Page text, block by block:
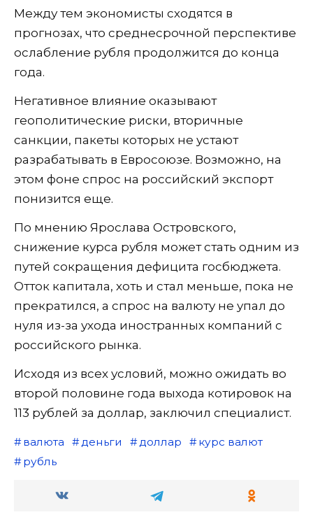
Между тем экономисты сходятся в
прогнозах, что среднесрочной перспективе
ослабление рубля продолжится до конца
года.
Негативное влияние оказывают
геополитические риски, вторичные
санкции, пакеты которых не устают
разрабатывать в Евросоюзе. Возможно, на
этом фоне спрос на российский экспорт
понизится еще.
По мнению Ярослава Островского,
снижение курса рубля может стать одним из
путей сокращения дефицита госбюджета.
Отток капитала, хоть и стал меньше, пока не
прекратился, а спрос на валюту не упал до
нуля из-за ухода иностранных компаний с
российского рынка.
Исходя из всех условий, можно ожидать во
второй половине года выхода котировок на
113 рублей за доллар, заключил специалист.
валюта деньги доллар
курс валют
рубль